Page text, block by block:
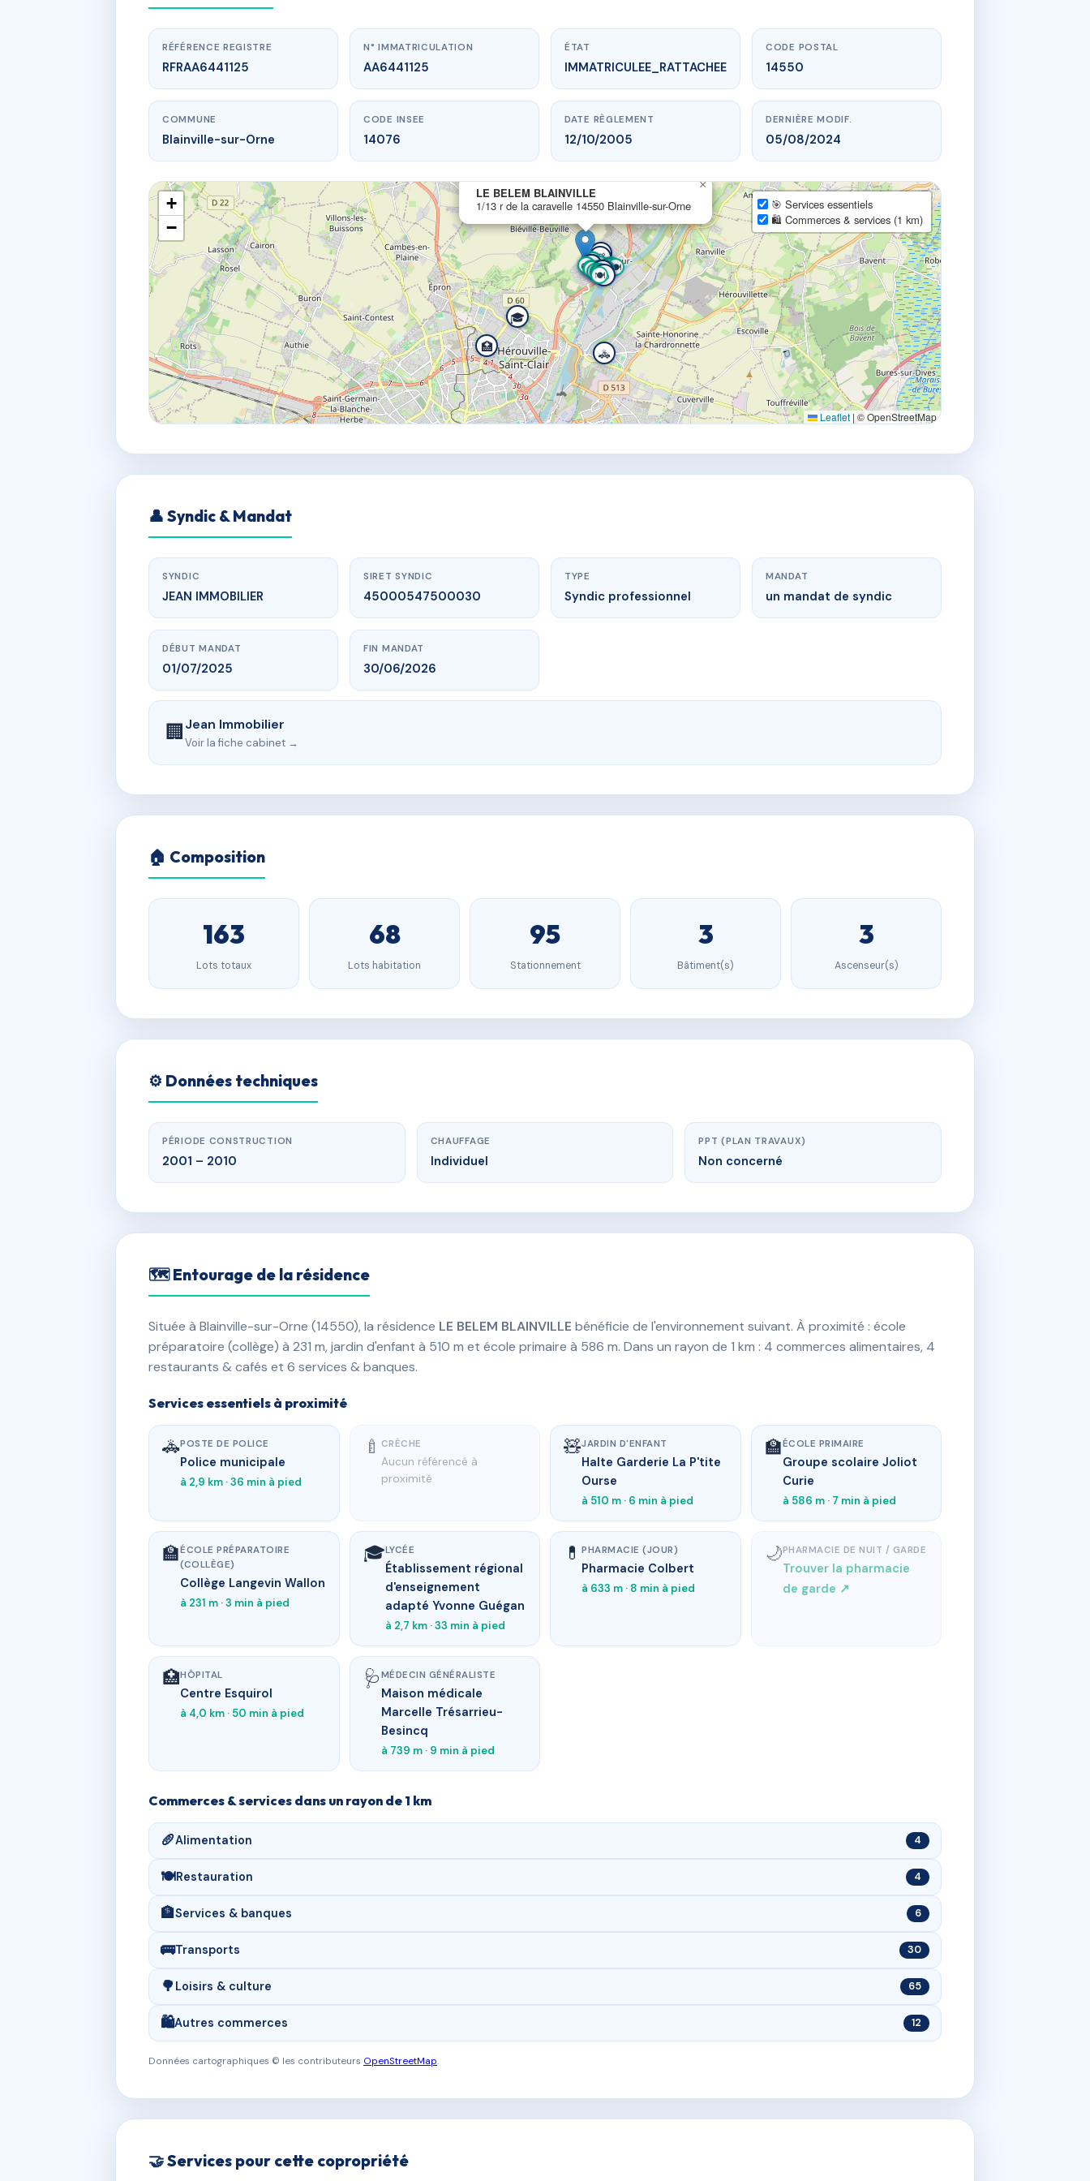
www.vme.plus/AA6441125
LE BELEM BLAINVILLE
1/13 r de la caravelle14550 Blainville-sur-Orne
RÉFÉRENCE REGISTRE
RFRAA6441125
N° IMMATRICULATION
AA6441125
ÉTAT
IMMATRICULEE_RATTACHEE
CODE POSTAL
14550
COMMUNE
Blainville-sur-Orne
CODE INSEE
14076
DATE RÈGLEMENT
12/10/2005
DERNIÈRE MODIF.
05/08/2024
🚓
🧸
🏫
🏫
🎓
💊
🏥
🩺
🚌
🚌🚌
🚌
🌳
🌳
🌳
🌳
🚌
🚌🥖
🌳
🌳
🛍️
🏦
🏦
🥖
🛍️
🍽️
🛍️
🍽️
🥖
🛍️
🏦
🏦
🏦
🏦
🥖
🛍️
🛍️
🍽️🍽️
LE BELEM BLAINVILLE
1/13 r de la caravelle 14550 Blainville-sur-Orne
×
+
−
🎯 Services essentiels
🛍️ Commerces & services (1 km)
Leaflet | © OpenStreetMap
👤 Syndic & Mandat
SYNDIC
JEAN IMMOBILIER
SIRET SYNDIC
45000547500030
TYPE
Syndic professionnel
MANDAT
un mandat de syndic
DÉBUT MANDAT
01/07/2025
FIN MANDAT
30/06/2026
🏢Jean Immobilier
Voir la fiche cabinet →
🏠 Composition
163
Lots totaux
68
Lots habitation
95
Stationnement
3
Bâtiment(s)
3
Ascenseur(s)
⚙️ Données techniques
PÉRIODE CONSTRUCTION
2001 – 2010
CHAUFFAGE
Individuel
PPT (PLAN TRAVAUX)
Non concerné
🗺 Entourage de la résidence
Située à Blainville-sur-Orne (14550), la résidence LE BELEM BLAINVILLE bénéficie de l'environnement suivant. À proximité : école
préparatoire (collège) à 231 m, jardin d'enfant à 510 m et école primaire à 586 m. Dans un rayon de 1 km : 4 commerces alimentaires, 4
restaurants & cafés et 6 services & banques.
Services essentiels à proximité
🚓POSTE DE POLICE
Police municipale
à 2,9 km · 36 min à pied
🍼 CRÈCHE
Aucun référencé à
proximité
🧸JARDIN D'ENFANT
Halte Garderie La P'tite
Ourse
à 510 m · 6 min à pied
🏫ÉCOLE PRIMAIRE
Groupe scolaire Joliot
Curie
à 586 m · 7 min à pied
🏫ÉCOLE PRÉPARATOIRE
(COLLÈGE)
Collège Langevin Wallon
à 231 m · 3 min à pied
🎓LYCÉE
Établissement régional
d'enseignement
adapté Yvonne Guégan
à 2,7 km · 33 min à pied
💊 PHARMACIE (JOUR)
Pharmacie Colbert
à 633 m · 8 min à pied
🌙PHARMACIE DE NUIT / GARDE
Trouver la pharmacie
de garde ↗
🏥HÔPITAL
Centre Esquirol
à 4,0 km · 50 min à pied
🩺 MÉDECIN GÉNÉRALISTE
Maison médicale
Marcelle Trésarrieu-
Besincq
à 739 m · 9 min à pied
Commerces & services dans un rayon de 1 km
🥖Alimentation 4
🍽️Restauration 4
🏦Services & banques 6
🚌Transports 30
🌳 Loisirs & culture 65
🛍️Autres commerces 12
Données cartographiques © les contributeurs OpenStreetMap.
🤝 Services pour cette copropriété